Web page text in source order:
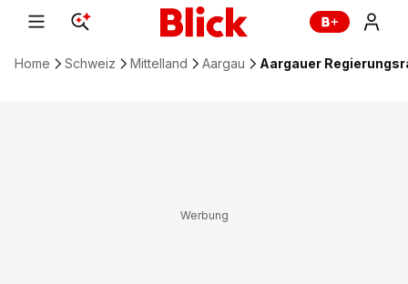
Home Schweiz Mittelland Aargau Aargauer